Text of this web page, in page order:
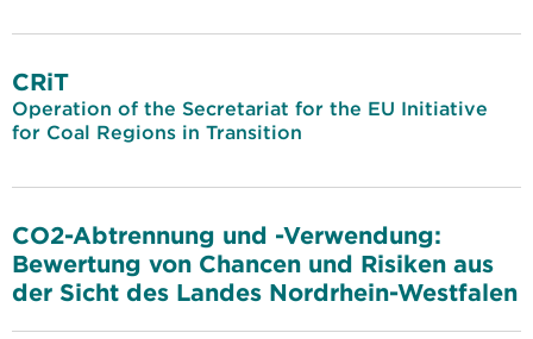
CRiT
Operation of the Secretariat for the EU Initiative
for Coal Regions in Transition
CO2-Abtrennung und -Verwendung:
Bewertung von Chancen und Risiken aus
der Sicht des Landes Nordrhein-Westfalen